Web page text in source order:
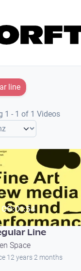
line
1 - 1 of 1 Videos
00:01:54
Line
Space
12 years 2 months